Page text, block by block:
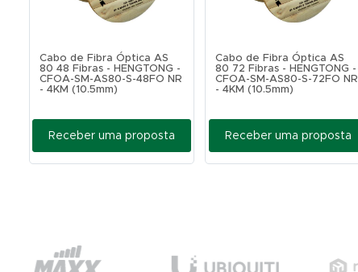
Cabo de Fibra Óptica AS
80 48 Fibras - HENGTONG -
CFOA-SM-AS80-S-48FO NR
- 4KM (10.5mm)
Receber uma proposta
Cabo de Fibra Óptica AS
80 72 Fibras - HENGTONG -
CFOA-SM-AS80-S-72FO NR
- 4KM (10.5mm)
Receber uma proposta